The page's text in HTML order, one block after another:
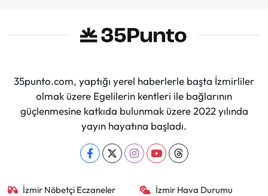
35punto.com, yaptığı yerel haberlerle başta İzmirliler
olmak üzere Egelilerin kentleri ile bağlarının
güçlenmesine katkıda bulunmak üzere 2022 yılında
yayın hayatına başladı.
İzmir Nöbetçi Eczaneler İzmir Hava Durumu